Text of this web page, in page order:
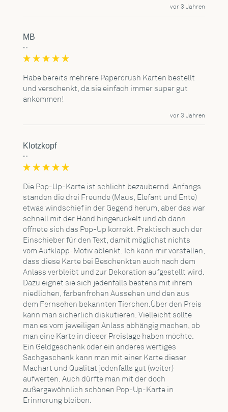
vor 3 Jahren
MB
""
Habe bereits mehrere Papercrush Karten bestellt
und verschenkt, da sie einfach immer super gut
ankommen!
vor 3 Jahren
Klotzkopf
""
Die Pop-Up-Karte ist schlicht bezaubernd. Anfangs
standen die drei Freunde (Maus, Elefant und Ente)
etwas windschief in der Gegend herum, aber das war
schnell mit der Hand hingeruckelt und ab dann
öffnete sich das Pop-Up korrekt. Praktisch auch der
Einschieber für den Text, damit möglichst nichts
vom Aufklapp-Motiv ablenkt. Ich kann mir vorstellen,
dass diese Karte bei Beschenkten auch nach dem
Anlass verbleibt und zur Dekoration aufgestellt wird.
Dazu eignet sie sich jedenfalls bestens mit ihrem
niedlichen, farbenfrohen Aussehen und den aus
dem Fernsehen bekannten Tierchen.Über den Preis
kann man sicherlich diskutieren. Vielleicht sollte
man es vom jeweiligen Anlass abhängig machen, ob
man eine Karte in dieser Preislage haben möchte.
Ein Geldgeschenk oder ein anderes wertiges
Sachgeschenk kann man mit einer Karte dieser
Machart und Qualität jedenfalls gut (weiter)
aufwerten. Auch dürfte man mit der doch
außergewöhnlich schönen Pop-Up-Karte in
Erinnerung bleiben.